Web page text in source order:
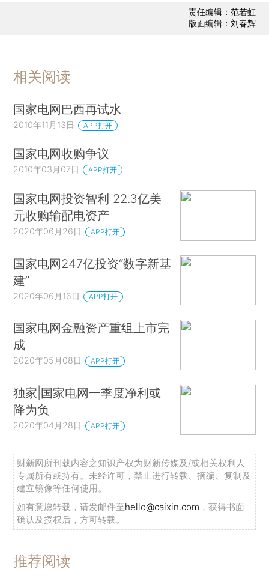
责任编辑：范若虹
版面编辑：刘春辉
相关阅读
国家电网巴西再试水
2010年11月13日 APP打开
国家电网收购争议
2010年03月07日 APP打开
国家电网投资智利 22.3亿美
元收购输配电资产
2020年06月26日 APP打开
国家电网247亿投资“数字新基
建”
2020年06月16日 APP打开
国家电网金融资产重组上市完
成
2020年05月08日 APP打开
独家|国家电网一季度净利或
降为负
2020年04月28日 APP打开
财新网所刊载内容之知识产权为财新传媒及/或相关权利人
专属所有或持有。未经许可，禁止进行转载、摘编、复制及
建立镜像等任何使用。
如有意愿转载，请发邮件至hello@caixin.com ，获得书面
确认及授权后，方可转载。
推荐阅读